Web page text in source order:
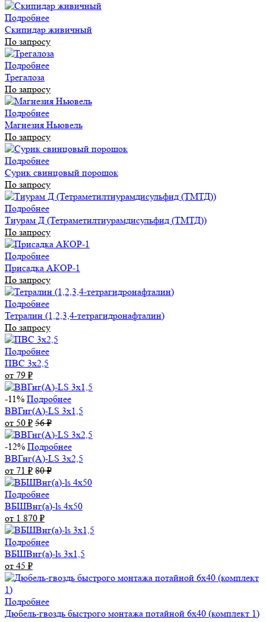
Подробнее
Скипидар живичный
По запросу
Подробнее
Трегалоза
По запросу
Подробнее
Магнезия Ньювель
По запросу
Подробнее
Сурик свинцовый порошок
По запросу
Подробнее
Тиурам Д (Тетраметилтиурамдисульфид (ТМТД))
По запросу
Подробнее
Присадка АКОР-1
По запросу
Подробнее
Тетралин (1,2,3,4-тетрагидронафталин)
По запросу
Подробнее
ПВС 3х2,5
от 79 ₽
-11% Подробнее
ВВГнг(А)-LS 3х1,5
от 50 ₽ 56₽
-12% Подробнее
ВВГнг(А)-LS 3х2,5
от 71 ₽ 80₽
Подробнее
ВБШВнг(а)-ls 4x50
от 1 870 ₽
Подробнее
ВБШВнг(а)-ls 3х1,5
от 45 ₽
Подробнее
Дюбель-гвоздь быстрого монтажа потайной 6х40 (комплект 1)